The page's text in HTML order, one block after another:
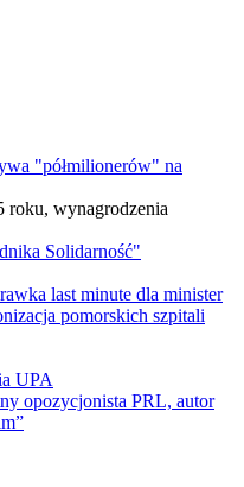
"półmilionerów" na
roku, wynagrodzenia
Solidarność"
last minute dla minister
pomorskich szpitali
UPA
opozycjonista PRL, autor